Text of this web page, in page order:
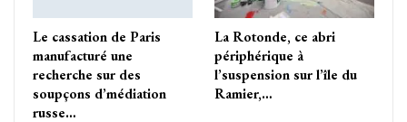
Le cassation de Paris
manufacturé une
recherche sur des
soupçons d’médiation
russe…
La Rotonde, ce abri
périphérique à
l’suspension sur l’île du
Ramier,…